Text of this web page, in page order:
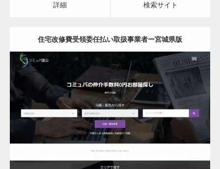
詳細 検索サイト
住宅改修費受領委任払い取扱事業者ー宮城県版
更新日： 2023.03.10
住宅改修費受領委任払い取扱事業者
詳細 検索サイト